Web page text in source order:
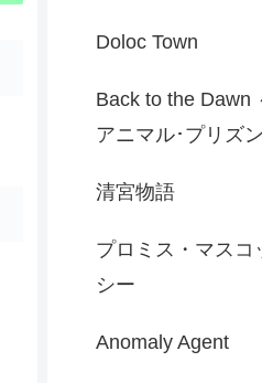
Doloc Town
Back to the Dawn
アニマル･プリズ
清宮物語
プロミス・マスコ
シー
Anomaly Agent